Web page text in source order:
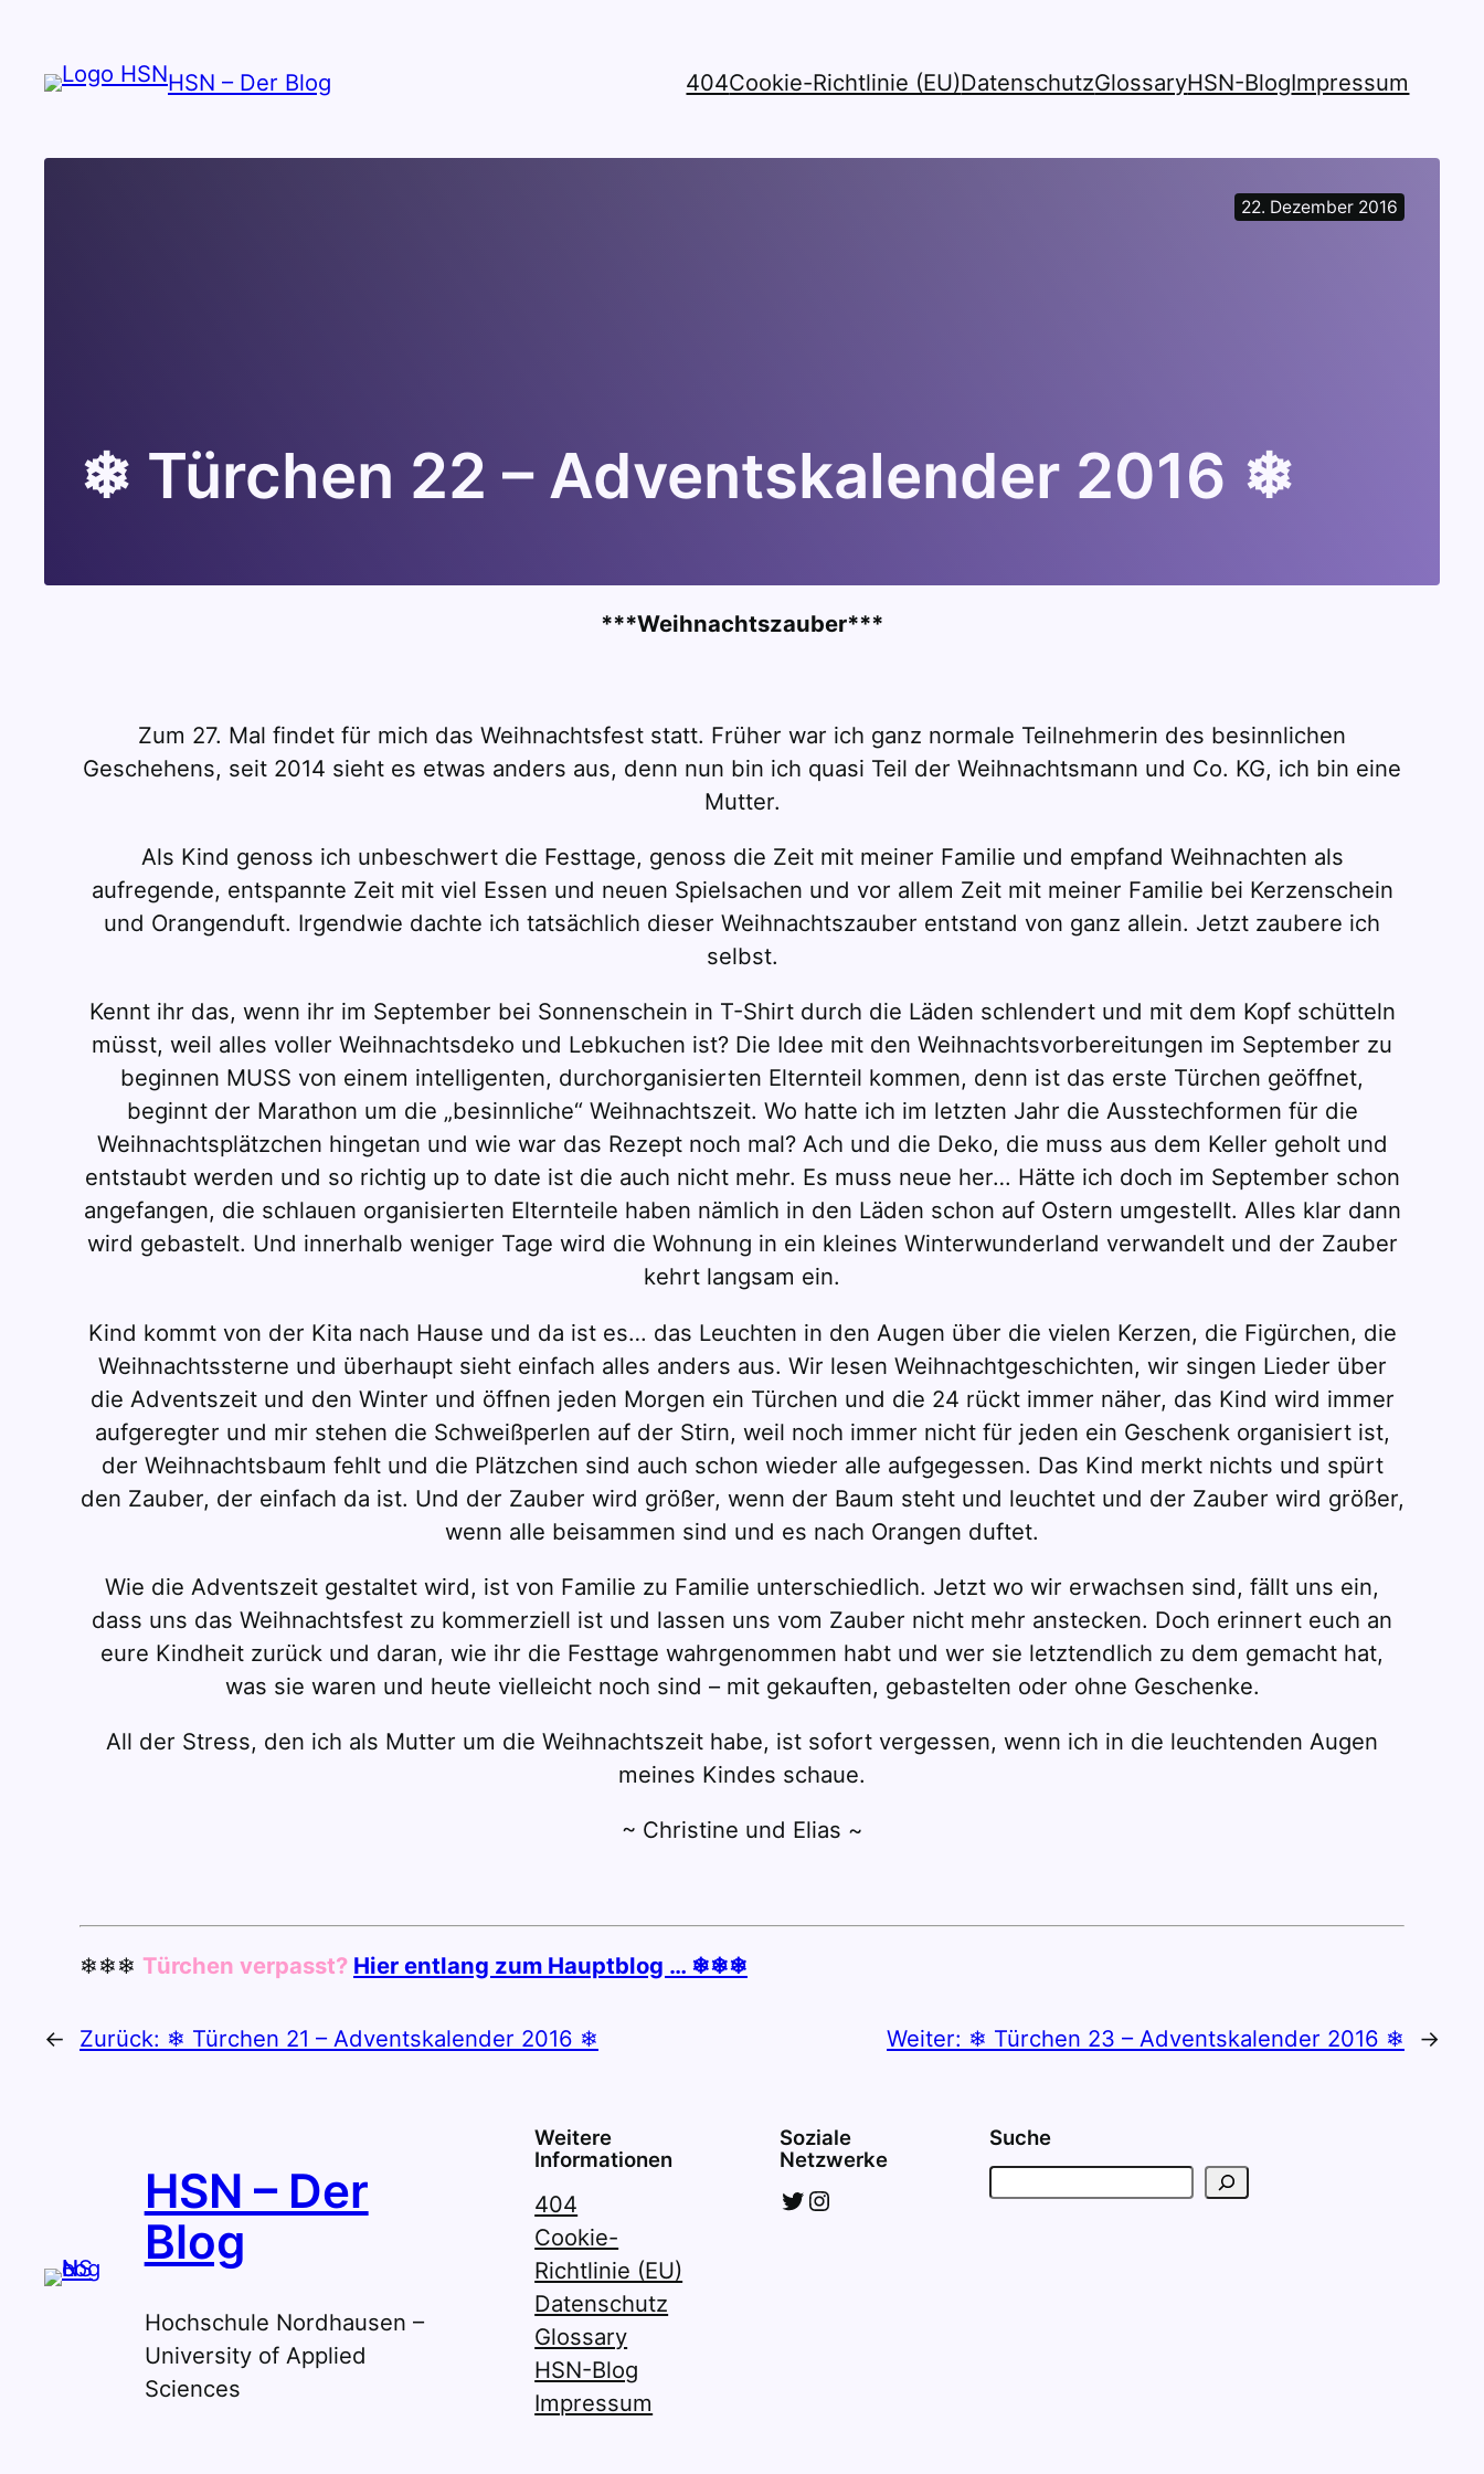
springen
HSN – Der Blog 404Cookie-Richtlinie (EU)DatenschutzGlossaryHSN-BlogImpressum
22. Dezember 2016
❄ Türchen 22 – Adventskalender 2016 ❄
***Weihnachtszauber***
Zum 27. Mal findet für mich das Weihnachtsfest statt. Früher war ich ganz normale Teilnehmerin des besinnlichen
Geschehens, seit 2014 sieht es etwas anders aus, denn nun bin ich quasi Teil der Weihnachtsmann und Co. KG, ich bin eine
Mutter.
Als Kind genoss ich unbeschwert die Festtage, genoss die Zeit mit meiner Familie und empfand Weihnachten als
aufregende, entspannte Zeit mit viel Essen und neuen Spielsachen und vor allem Zeit mit meiner Familie bei Kerzenschein
und Orangenduft. Irgendwie dachte ich tatsächlich dieser Weihnachtszauber entstand von ganz allein. Jetzt zaubere ich
selbst.
Kennt ihr das, wenn ihr im September bei Sonnenschein in T-Shirt durch die Läden schlendert und mit dem Kopf schütteln
müsst, weil alles voller Weihnachtsdeko und Lebkuchen ist? Die Idee mit den Weihnachtsvorbereitungen im September zu
beginnen MUSS von einem intelligenten, durchorganisierten Elternteil kommen, denn ist das erste Türchen geöffnet,
beginnt der Marathon um die „besinnliche“ Weihnachtszeit. Wo hatte ich im letzten Jahr die Ausstechformen für die
Weihnachtsplätzchen hingetan und wie war das Rezept noch mal? Ach und die Deko, die muss aus dem Keller geholt und
entstaubt werden und so richtig up to date ist die auch nicht mehr. Es muss neue her… Hätte ich doch im September schon
angefangen, die schlauen organisierten Elternteile haben nämlich in den Läden schon auf Ostern umgestellt. Alles klar dann
wird gebastelt. Und innerhalb weniger Tage wird die Wohnung in ein kleines Winterwunderland verwandelt und der Zauber
kehrt langsam ein.
Kind kommt von der Kita nach Hause und da ist es… das Leuchten in den Augen über die vielen Kerzen, die Figürchen, die
Weihnachtssterne und überhaupt sieht einfach alles anders aus. Wir lesen Weihnachtgeschichten, wir singen Lieder über
die Adventszeit und den Winter und öffnen jeden Morgen ein Türchen und die 24 rückt immer näher, das Kind wird immer
aufgeregter und mir stehen die Schweißperlen auf der Stirn, weil noch immer nicht für jeden ein Geschenk organisiert ist,
der Weihnachtsbaum fehlt und die Plätzchen sind auch schon wieder alle aufgegessen. Das Kind merkt nichts und spürt
den Zauber, der einfach da ist. Und der Zauber wird größer, wenn der Baum steht und leuchtet und der Zauber wird größer,
wenn alle beisammen sind und es nach Orangen duftet.
Wie die Adventszeit gestaltet wird, ist von Familie zu Familie unterschiedlich. Jetzt wo wir erwachsen sind, fällt uns ein,
dass uns das Weihnachtsfest zu kommerziell ist und lassen uns vom Zauber nicht mehr anstecken. Doch erinnert euch an
eure Kindheit zurück und daran, wie ihr die Festtage wahrgenommen habt und wer sie letztendlich zu dem gemacht hat,
was sie waren und heute vielleicht noch sind – mit gekauften, gebastelten oder ohne Geschenke.
All der Stress, den ich als Mutter um die Weihnachtszeit habe, ist sofort vergessen, wenn ich in die leuchtenden Augen
meines Kindes schaue.
~ Christine und Elias ~
❄❄❄ Türchen verpasst? Hier entlang zum Hauptblog … ❄❄❄
← Zurück: ❄ Türchen 21 – Adventskalender 2016 ❄ Weiter: ❄ Türchen 23 – Adventskalender 2016 ❄ →
HSN – Der
Blog
Hochschule Nordhausen –
University of Applied
Sciences
Weitere
Informationen
404
Cookie-
Richtlinie (EU)
Datenschutz
Glossary
HSN-Blog
Impressum
Soziale
Netzwerke
Twitter Instagram
Suche